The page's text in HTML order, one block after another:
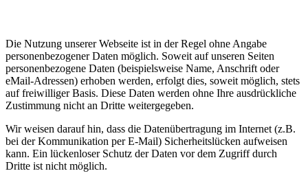
Die Nutzung unserer Webseite ist in der Regel ohne Angabe
personenbezogener Daten möglich. Soweit auf unseren Seiten
personenbezogene Daten (beispielsweise Name, Anschrift oder
eMail-Adressen) erhoben werden, erfolgt dies, soweit möglich, stets
auf freiwilliger Basis. Diese Daten werden ohne Ihre ausdrückliche
Zustimmung nicht an Dritte weitergegeben.
Wir weisen darauf hin, dass die Datenübertragung im Internet (z.B.
bei der Kommunikation per E-Mail) Sicherheitslücken aufweisen
kann. Ein lückenloser Schutz der Daten vor dem Zugriff durch
Dritte ist nicht möglich.